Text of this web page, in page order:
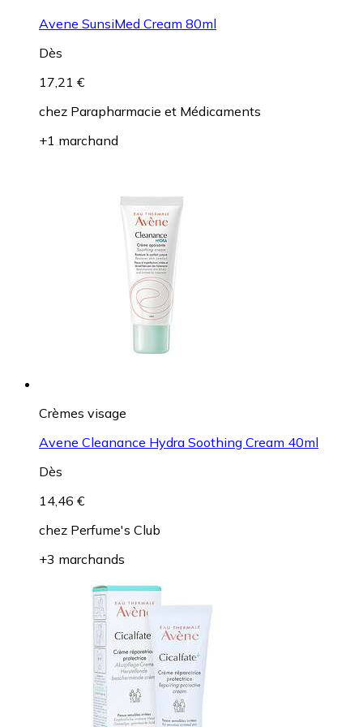
Avene SunsiMed Cream 80ml
Dès
17,21 €
chez Parapharmacie et Médicaments
+1 marchand
Crèmes visage
Avene Cleanance Hydra Soothing Cream 40ml
Dès
14,46 €
chez Perfume's Club
+3 marchands